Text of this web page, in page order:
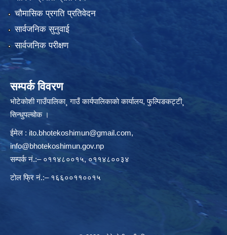
चौमासिक प्रगति प्रतिवेदन
सार्वजनिक सुनुवाई
सार्वजनिक परीक्षण
सम्पर्क विवरण
भोटेकोशी गाउँपालिका¸ गाउँ कार्यपालिकाकाे कार्यालय, फुल्पिङकट्टी¸
सिन्धुपल्चोक ।
ईमेल : ito.bhotekoshimun@gmail.com,
info@bhotekoshimun.gov.np
सम्पर्क नं.:– ०११४८००१५, ०११४८००३४
टाेल फ्रि नं.:– १६६००११००१५